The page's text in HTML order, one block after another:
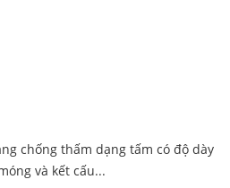
chống thấm dạng tấm có độ dày
và kết cấu...